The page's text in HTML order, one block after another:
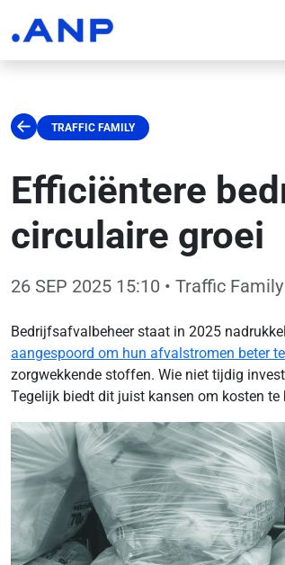
TRAFFIC FAMILY
Efficiëntere
circulaire groei
26 SEP 2025 15:10 • Traffic Family
Bedrijfsafvalbeheer staat in 2025
aangespoord om hun afvalstromen beter
zorgwekkende stoffen. Wie niet tijdig
Tegelijk biedt dit juist kansen om kosten